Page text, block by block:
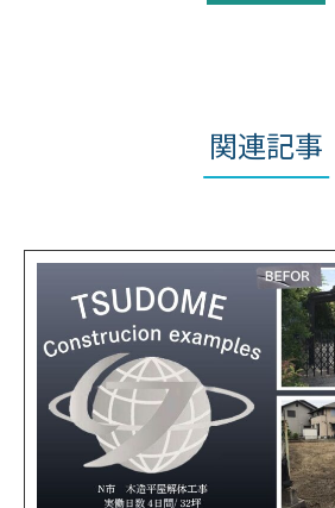
関連記事